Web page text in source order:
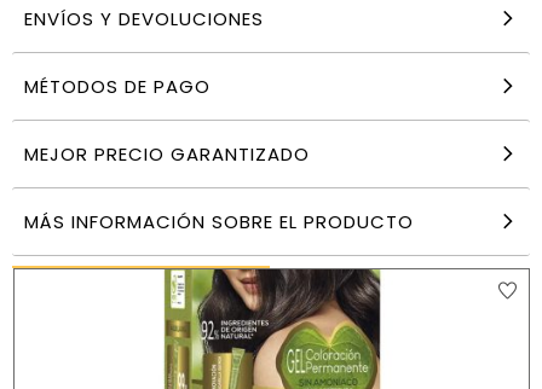
ENVÍOS Y DEVOLUCIONES
MÉTODOS DE PAGO
MEJOR PRECIO GARANTIZADO
MÁS INFORMACIÓN SOBRE EL PRODUCTO
9,99€
AÑADIR
PRODUCTOS SIMILARES